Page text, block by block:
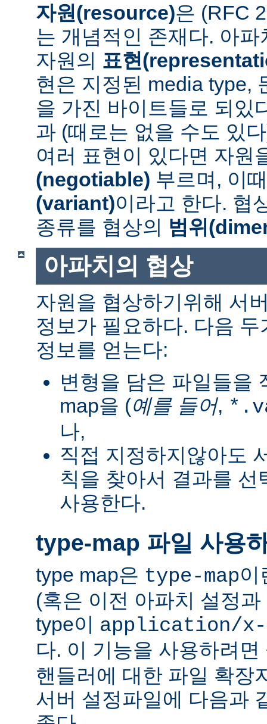
자원(resource)은 (RFC
는 개념적인 존재다. 아
자원의 표현
현은 지정된 media type,
을 가진 바이트들로 되있
과 (때로는 없을 수도 있
여러 표현이 있다면 자원
(negotiable) 부르며, 이
(variant)이라고 한다. 협
종류를 협상의 범위
아파치의 협상
자원을 협상하기위해 서
정보가 필요하다. 다음
정보를 얻는다:
변형을 담은 파일들을
map을 (예를 들어,
나,
직접 지정하지않아도
칙을 찾아서 결과를
사용한다.
type-map 파일 사용
type map은 type-map이
(혹은 이전 아파치 설정
type이 application/x-
다. 이 기능을 사용하려
핸들러에 대한 파일 확장
서버 설정파일에 다음과